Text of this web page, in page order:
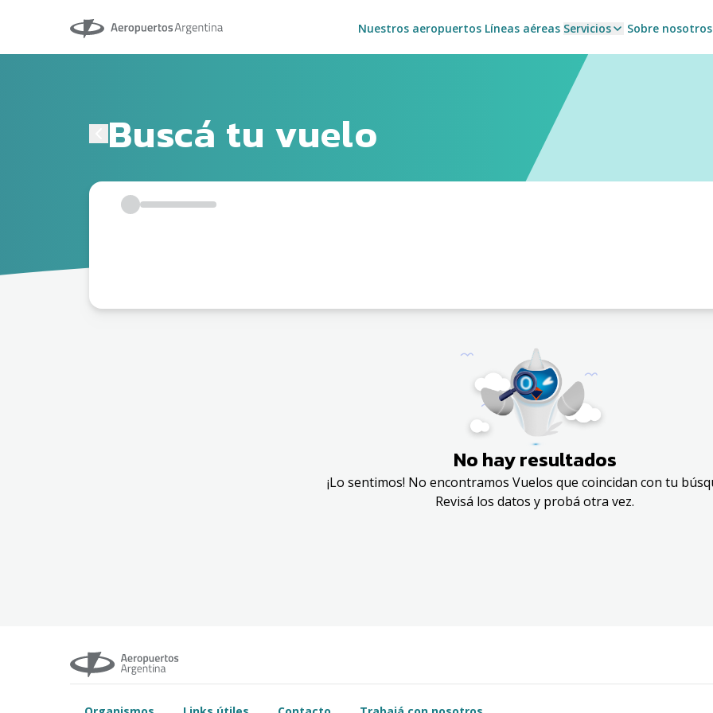
Aeropuertos Argentina Nuestros aeropuertos Líneas aéreas Servicios Sobre nosotros
Buscá tu vuelo
No hay resultados
¡Lo sentimos! No encontramos Vuelos que coincidan con tu
Revisá los datos y probá otra vez.